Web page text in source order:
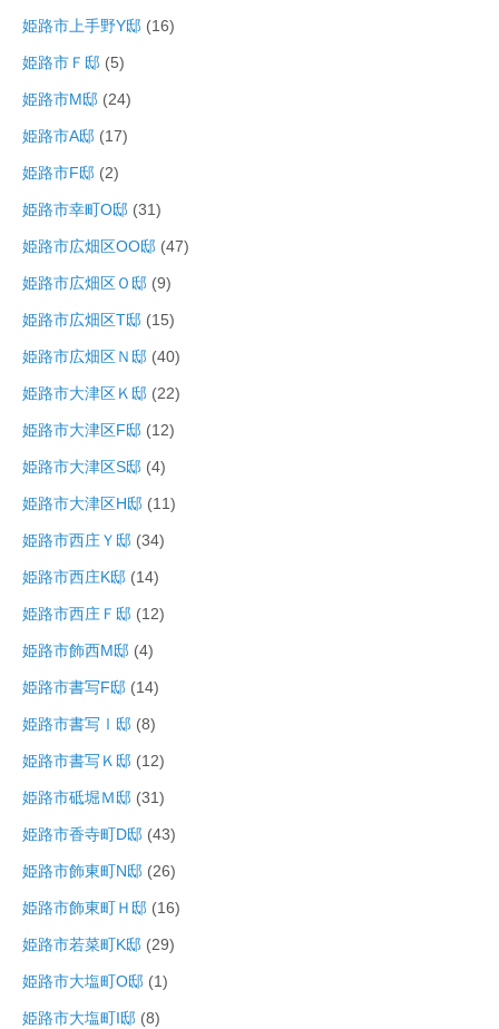
姫路市上手野Y邸 (16)
姫路市Ｆ邸 (5)
姫路市M邸 (24)
姫路市A邸 (17)
姫路市F邸 (2)
姫路市幸町O邸 (31)
姫路市広畑区OO邸 (47)
姫路市広畑区Ｏ邸 (9)
姫路市広畑区T邸 (15)
姫路市広畑区Ｎ邸 (40)
姫路市大津区Ｋ邸 (22)
姫路市大津区F邸 (12)
姫路市大津区S邸 (4)
姫路市大津区H邸 (11)
姫路市西庄Ｙ邸 (34)
姫路市西庄K邸 (14)
姫路市西庄Ｆ邸 (12)
姫路市飾西M邸 (4)
姫路市書写F邸 (14)
姫路市書写Ⅰ邸 (8)
姫路市書写Ｋ邸 (12)
姫路市砥堀Ｍ邸 (31)
姫路市香寺町D邸 (43)
姫路市飾東町N邸 (26)
姫路市飾東町Ｈ邸 (16)
姫路市若菜町K邸 (29)
姫路市大塩町O邸 (1)
姫路市大塩町I邸 (8)